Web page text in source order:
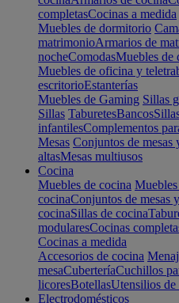
completasCocinas a medida
Muebles de dormitorio
matrimonioArmarios de
nocheComodasMuebles de
Muebles de oficina y
escritorioEstanterías
Muebles de Gaming Sillas
Sillas TaburetesBancos
infantilesComplementos
Mesas Conjuntos de mesas
altasMesas multiusos
Cocina
Muebles de cocina
cocinaConjuntos de mesas
cocinaSillas de cocina
modularesCocinas
Cocinas a medida
Accesorios de cocina
mesaCuberteríaCuchillos
licoresBotellasUtensilios de
Electrodomésticos